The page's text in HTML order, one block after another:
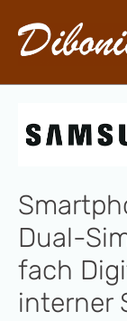
Zum Hauptinhalt
Dual-
fach
interner